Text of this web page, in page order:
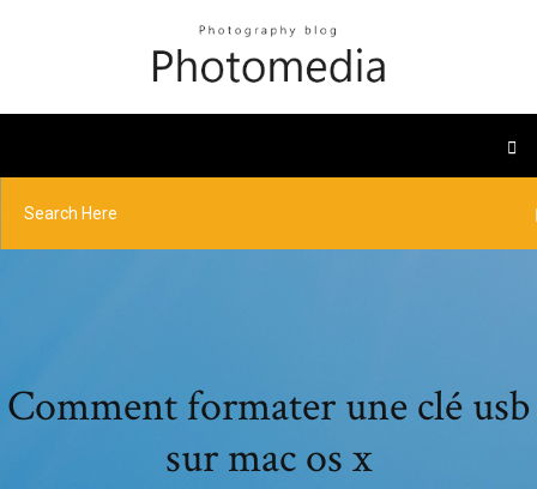
Comment formater une clé usb
sur mac os x